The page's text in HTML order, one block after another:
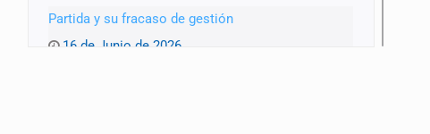
Partida y su fracaso de gestión
16 de Junio de 2026